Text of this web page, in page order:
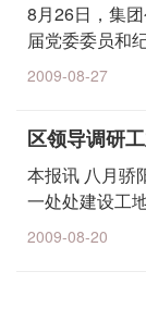
8月26日，集
届党委委员和
2009-08-27
区领导调研
本报讯 八月骄
一处处建设工
2009-08-20